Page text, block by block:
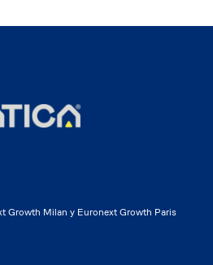
Growth Milan y Euronext Growth Paris